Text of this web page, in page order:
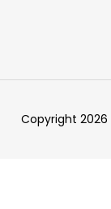
Copyright 2026